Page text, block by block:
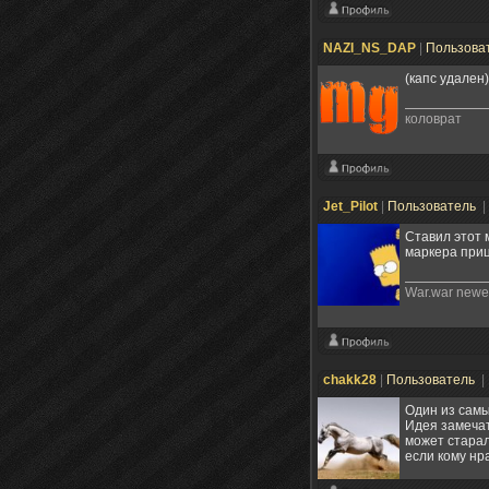
NAZI_NS_DAP
(капс удален)
коловрат
Jet_Pilot Пользователь
Ставил этот
маркера
War.war
chakk28 Пользователь
Один из
Идея
может
если кому